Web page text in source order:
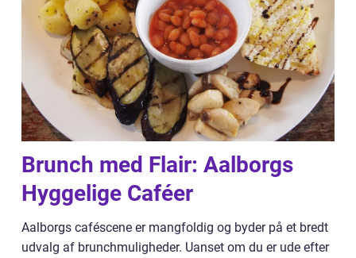
Brunch med Flair: Aalborgs
Hyggelige Caféer
Aalborgs caféscene er mangfoldig og byder på et bredt
udvalg af brunchmuligheder. Uanset om du er ude efter